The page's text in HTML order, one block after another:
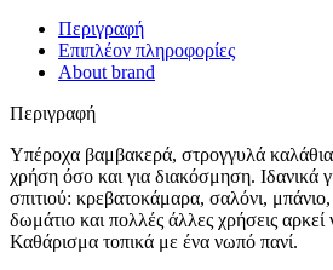
Περιγραφή
Επιπλέον πληροφορίες
About brand
Περιγραφή
Υπέροχα βαμβακερά, στρογγυλά
χρήση όσο και για διακόσμηση. Ιδανικά
σπιτιού: κρεβατοκάμαρα, σαλόνι, μπάνιο,
δωμάτιο και πολλές άλλες χρήσεις αρκεί
Καθάρισμα τοπικά με ένα νωπό πανί.